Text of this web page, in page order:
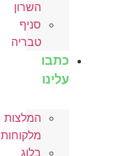
השרון
סניף
טבריה
כתבו
עלינו
המלצות
מלקוחות
בלוג